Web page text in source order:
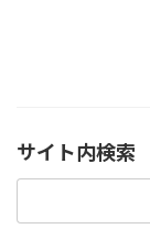
サイト内検索